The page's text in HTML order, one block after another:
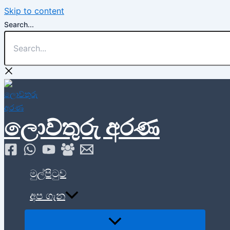
Skip to content
Search...
ලොව්තුරු අරණ
මුල්පිටුව
අප ගැන